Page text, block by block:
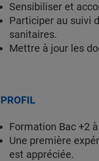
Sensibiliser et
Participer au suivi
sanitaires.
Mettre à jour les
PROFIL
Formation Bac +2
Une première
est appréciée.